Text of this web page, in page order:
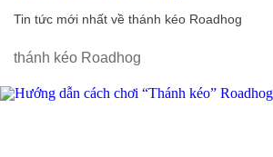
Tin tức mới nhất về thánh kéo Roadhog
thánh kéo Roadhog